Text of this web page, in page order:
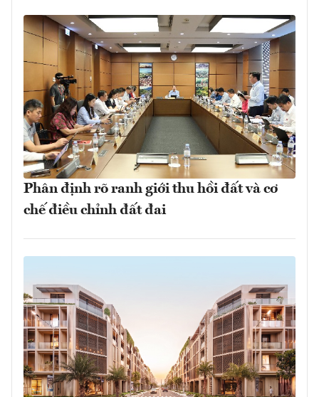
Phân định rõ ranh giới thu hồi đất và cơ
chế điều chỉnh đất đai